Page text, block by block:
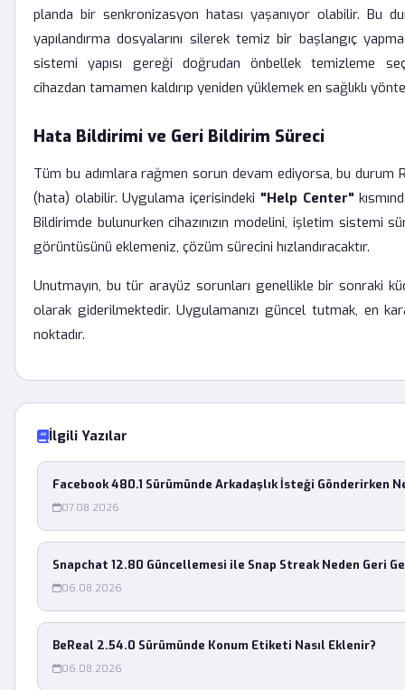
planda bir senkronizasyon hatası yaşanıyor olabilir. Bu
yapılandırma dosyalarını silerek temiz bir başlangıç
sistemi yapısı gereği doğrudan önbellek temizleme
cihazdan tamamen kaldırıp yeniden yüklemek en sağlıklı
Hata Bildirimi ve Geri Bildirim Süreci
Tüm bu adımlara rağmen sorun devam ediyorsa, bu durum
(hata) olabilir. Uygulama içerisindeki "Help Center"
Bildirimde bulunurken cihazınızın modelini, işletim sistemi
görüntüsünü eklemeniz, çözüm sürecini hızlandıracaktır.
Unutmayın, bu tür arayüz sorunları genellikle bir sonraki
olarak giderilmektedir. Uygulamanızı güncel tutmak, en
noktadır.
İlgili Yazılar
Facebook 480.1 Sürümünde Arkadaşlık İsteği Gönderirken
07.08.2026
Snapchat 12.80 Güncellemesi ile Snap Streak Neden Geri
06.08.2026
BeReal 2.54.0 Sürümünde Konum Etiketi Nasıl Eklenir?
06.08.2026